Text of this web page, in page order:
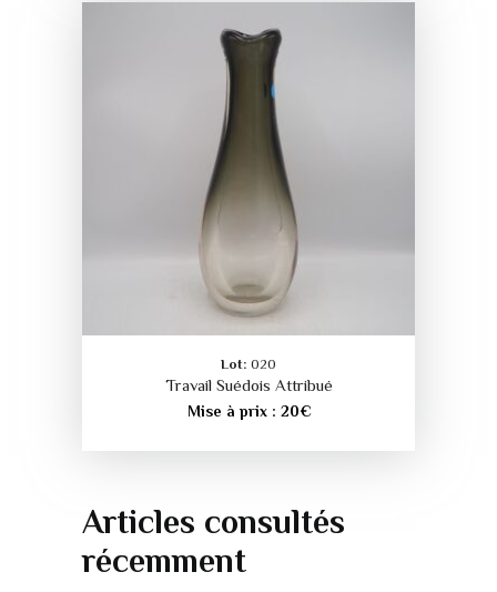
Lot: 020
Travail Suédois Attribué
Mise à prix : 20€
Articles consultés
récemment